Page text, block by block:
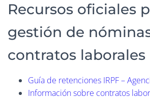
Recursos oficiales
gestión de
contratos laborales
Guía de retenciones IRPF –
Información sobre contratos